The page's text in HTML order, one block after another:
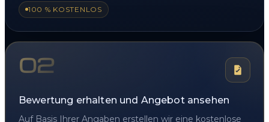
100 % KOSTENLOS
02
Bewertung erhalten und Angebot ansehen
Auf Basis Ihrer Angaben erstellen wir eine kostenlose